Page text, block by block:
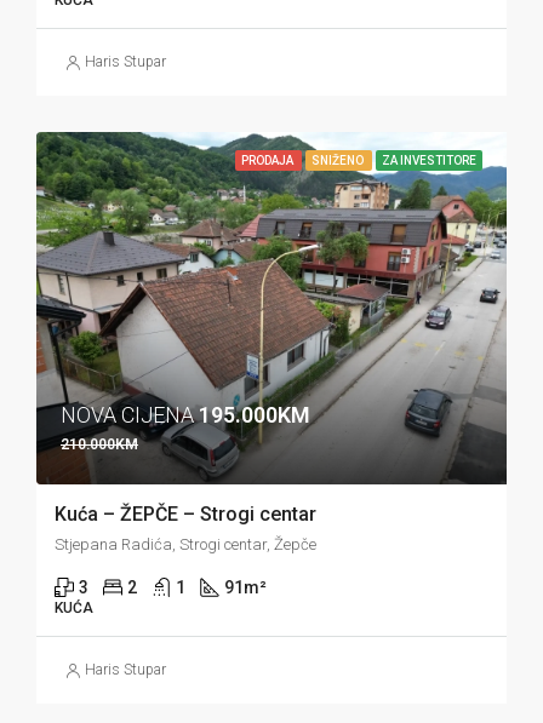
Haris Stupar
PRODAJA SNIŽENO ZA INVESTITORE
NOVA CIJENA195.000KM
210.000KM
Kuća – ŽEPČE – Strogi centar
Stjepana Radića, Strogi centar, Žepče
3 2 1 91 m²
KUĆA
Haris Stupar